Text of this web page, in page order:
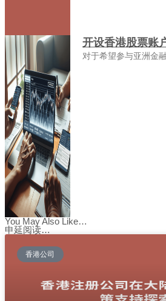
开设香港股票账
对于希望参与亚洲金融
You May Also Like…
申延阅读…
香港公司